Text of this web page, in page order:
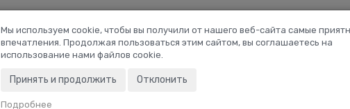
Мы используем cookie, чтобы вы получили от нашего веб-сайта самые
впечатления. Продолжая пользоваться этим сайтом, вы соглашаетесь на
использование нами файлов cookie.
Принять и продолжить Отклонить
Подробнее